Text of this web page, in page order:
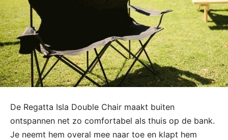
De Regatta Isla Double Chair maakt buiten
ontspannen net zo comfortabel als thuis op de bank.
Je neemt hem overal mee naar toe en klapt hem